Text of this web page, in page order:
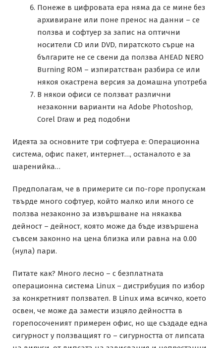
Понеже в цифровата ера няма да се мине без
архивиране или поне пренос на данни – се
ползва и софтуер за запис на оптични
носители CD или DVD, пиратското сърце на
българите не се свени да ползва AHEAD NERO
Burning ROM – изпиратстван разбира се или
някоя окастрена версия за домашна употреба
В някои офиси се ползват различни
незаконни варианти на Adobe Photoshop,
Corel Draw и ред подобни
Идеята за основните три софтуера е: Операционна
система, офис пакет, интернет…, останалото е за
шаренийка…
Предполагам, че в примерите си по-горе пропускам
твърде много софтуер, който малко или много се
ползва незаконно за извършване на някаква
дейност – дейност, която може да бъде извършена
съвсем законно на цена близка или равна на 0.00
(нула) пари.
Питате как? Много лесно – с безплатната
операционна система Linux – дистрибуция по избор
за конкретният ползвател. В Linux има всичко, което
освен, че може да замести изцяло дейността в
горепосоченият примерен офис, но ще създаде една
сигурност у ползващият го – сигурността от липсата